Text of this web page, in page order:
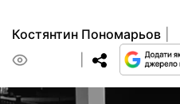
Костянтин Пономарьов